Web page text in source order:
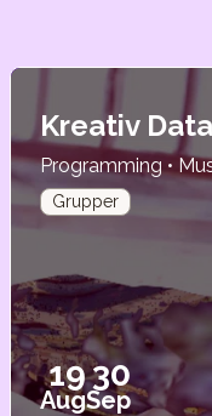
Kreativ Data
Programming •
Grupper
19
Aug
30
Sep